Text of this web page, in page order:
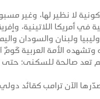
لا نظير لها، وغير
في أمريكا اللاتينية،
ولبنان والسودان
وتشهده الأمة العربية
تعد صالحة للسكنى؛ حتى
الآن ترامب كقائد